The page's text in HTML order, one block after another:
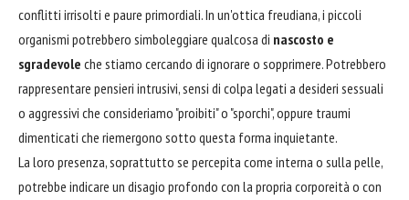
conflitti irrisolti e paure primordiali. In un'ottica freudiana, i piccoli
organismi potrebbero simboleggiare qualcosa di nascosto e
sgradevole che stiamo cercando di ignorare o sopprimere. Potrebbero
rappresentare pensieri intrusivi, sensi di colpa legati a desideri sessuali
o aggressivi che consideriamo "proibiti" o "sporchi", oppure traumi
dimenticati che riemergono sotto questa forma inquietante.
La loro presenza, soprattutto se percepita come interna o sulla pelle,
potrebbe indicare un disagio profondo con la propria corporeità o con